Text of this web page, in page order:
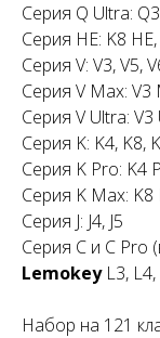
Серия Q Ultra:
Серия HE: K8
Серия V: V3, V5,
Серия V Max: V3
Серия V Ultra: V3
Серия K: K4, K8,
Серия K Pro: K4
Серия K Max:
Серия J: J4, J5
Серия С и C Pro
Lemokey L3,
Набор на 121